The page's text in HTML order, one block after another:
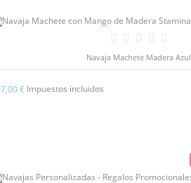
Navaja Machete Madera Azul
€ Impuestos incluidos